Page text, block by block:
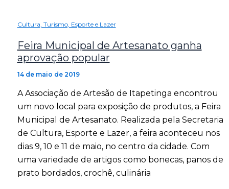
Cultura, Turismo, Esporte e Lazer
Feira Municipal de Artesanato ganha
aprovação popular
14 de maio de 2019
A Associação de Artesão de Itapetinga encontrou
um novo local para exposição de produtos, a Feira
Municipal de Artesanato. Realizada pela Secretaria
de Cultura, Esporte e Lazer, a feira aconteceu nos
dias 9, 10 e 11 de maio, no centro da cidade. Com
uma variedade de artigos como bonecas, panos de
prato bordados, crochê, culinária